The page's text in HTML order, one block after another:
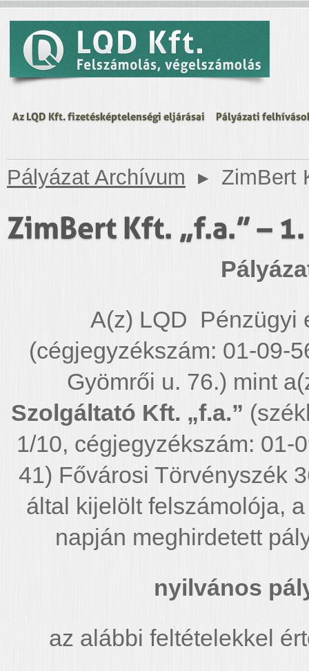
Az LQD Kft. fizetésképtelenségi eljárásai Pályázati
Pályázat Archívum ▸ ZimBert
ZimBert Kft. „f.a.” –
A(z) LQD Pénzügyi
(cégjegyzékszám: 01-09-
Gyömrői u. 76.) mint
Szolgáltató Kft. „f.a.”
1/10, cégjegyzékszám: 01-
41) Fővárosi Törvényszék
által kijelölt felszámolója,
napján meghirdetett
nyilvános
az alábbi feltételekkel